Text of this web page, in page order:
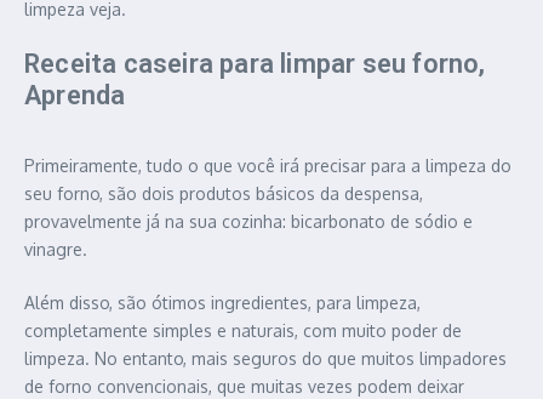
limpeza veja.
Receita caseira para limpar seu forno,
Aprenda
Primeiramente, tudo o que você irá precisar para a limpeza do
seu forno, são dois produtos básicos da despensa,
provavelmente já na sua cozinha: bicarbonato de sódio e
vinagre.
Além disso, são ótimos ingredientes, para limpeza,
completamente simples e naturais, com muito poder de
limpeza. No entanto, mais seguros do que muitos limpadores
de forno convencionais, que muitas vezes podem deixar